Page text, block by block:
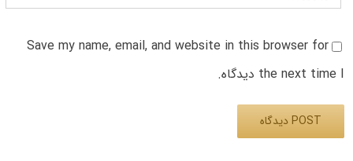
Save my name, email, and website in this browser for
the next time I دیدگاه.